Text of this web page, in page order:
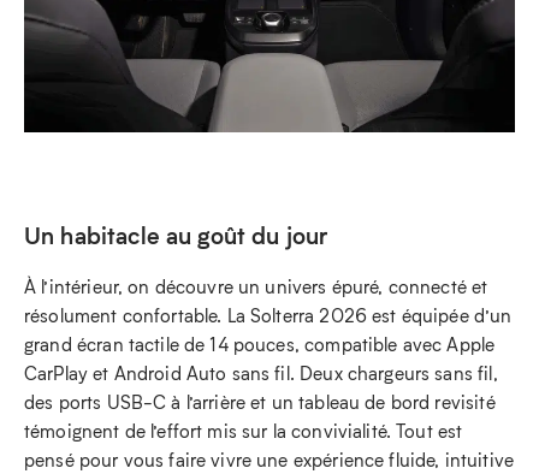
Un habitacle au goût du jour
À l’intérieur, on découvre un univers épuré, connecté et
résolument confortable. La Solterra 2026 est équipée d’un
grand écran tactile de 14 pouces, compatible avec Apple
CarPlay et Android Auto sans fil. Deux chargeurs sans fil,
des ports USB-C à l’arrière et un tableau de bord revisité
témoignent de l’effort mis sur la convivialité. Tout est
pensé pour vous faire vivre une expérience fluide, intuitive